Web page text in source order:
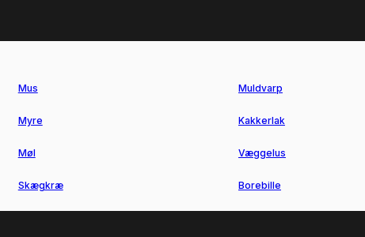
Mus Muldvarp
Myre Kakkerlak
Møl Væggelus
Skægkræ Borebille